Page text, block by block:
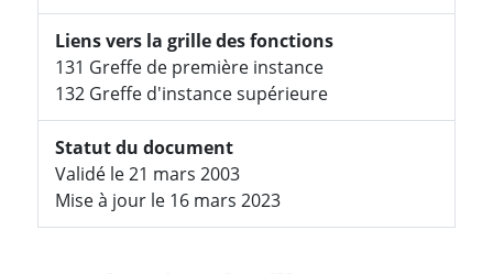
Liens vers la grille des fonctions
131 Greffe de première instance
132 Greffe d'instance supérieure
Statut du document
Validé le 21 mars 2003
Mise à jour le 16 mars 2023